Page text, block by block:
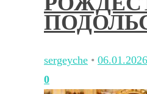
sergeyche • 06.01.2026
0